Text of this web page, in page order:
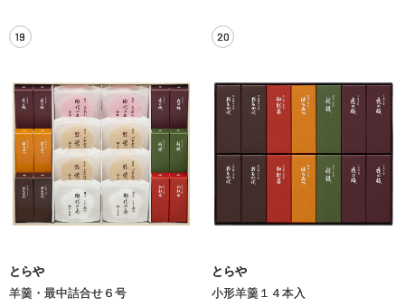
19
とらや
羊羹・最中詰合せ６号
20
とらや
小形羊羹１４本入